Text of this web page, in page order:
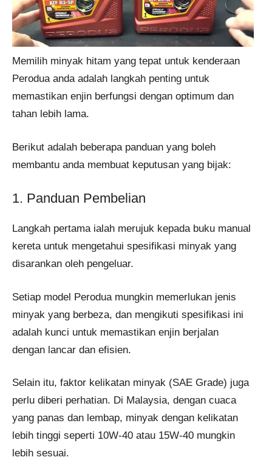
Memilih minyak hitam yang tepat untuk kenderaan
Perodua anda adalah langkah penting untuk
memastikan enjin berfungsi dengan optimum dan
tahan lebih lama.
Berikut adalah beberapa panduan yang boleh
membantu anda membuat keputusan yang bijak:
1. Panduan Pembelian
Langkah pertama ialah merujuk kepada buku manual
kereta untuk mengetahui spesifikasi minyak yang
disarankan oleh pengeluar.
Setiap model Perodua mungkin memerlukan jenis
minyak yang berbeza, dan mengikuti spesifikasi ini
adalah kunci untuk memastikan enjin berjalan
dengan lancar dan efisien.
Selain itu, faktor kelikatan minyak (SAE Grade) juga
perlu diberi perhatian. Di Malaysia, dengan cuaca
yang panas dan lembap, minyak dengan kelikatan
lebih tinggi seperti 10W-40 atau 15W-40 mungkin
lebih sesuai.